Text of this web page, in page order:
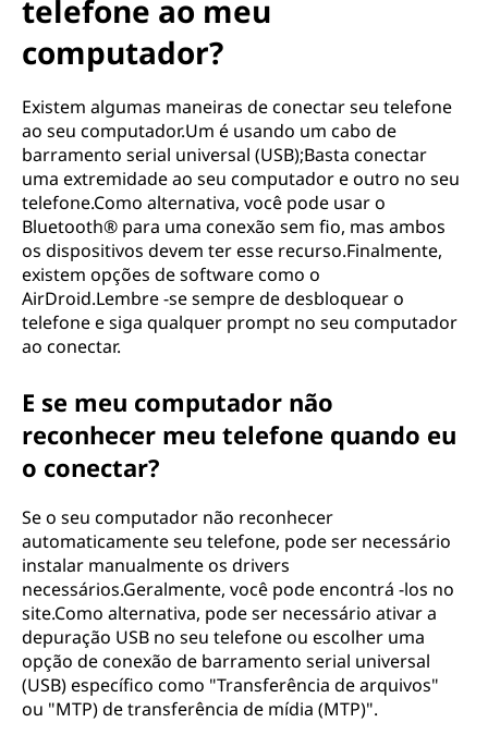
telefone ao meu
computador?
Existem algumas maneiras de conectar seu telefone
ao seu computador.Um é usando um cabo de
barramento serial universal (USB);Basta conectar
uma extremidade ao seu computador e outro no seu
telefone.Como alternativa, você pode usar o
Bluetooth® para uma conexão sem fio, mas ambos
os dispositivos devem ter esse recurso.Finalmente,
existem opções de software como o
AirDroid.Lembre -se sempre de desbloquear o
telefone e siga qualquer prompt no seu computador
ao conectar.
E se meu computador não
reconhecer meu telefone quando eu
o conectar?
Se o seu computador não reconhecer
automaticamente seu telefone, pode ser necessário
instalar manualmente os drivers
necessários.Geralmente, você pode encontrá -los no
site.Como alternativa, pode ser necessário ativar a
depuração USB no seu telefone ou escolher uma
opção de conexão de barramento serial universal
(USB) específico como "Transferência de arquivos"
ou "MTP) de transferência de mídia (MTP)".